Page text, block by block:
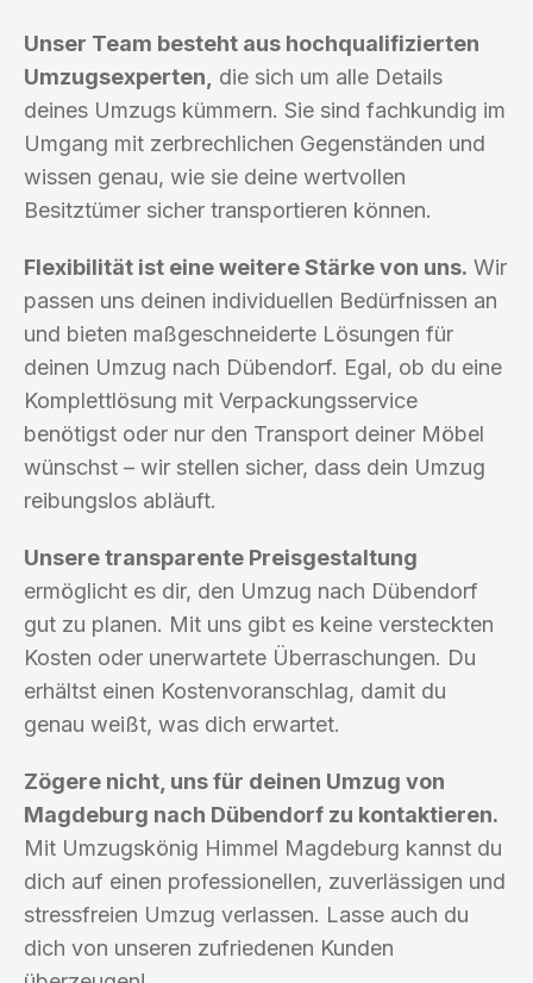
Unser Team besteht aus hochqualifizierten
Umzugsexperten,
die sich um alle Details
deines Umzugs kümmern. Sie sind fachkundig im
Umgang mit zerbrechlichen Gegenständen und
wissen genau, wie sie deine wertvollen
Besitztümer sicher transportieren können.
Flexibilität ist eine weitere Stärke von uns. Wir
passen uns deinen individuellen Bedürfnissen an
und bieten maßgeschneiderte Lösungen für
deinen Umzug nach Dübendorf. Egal, ob du eine
Komplettlösung mit Verpackungsservice
benötigst oder nur den Transport deiner Möbel
wünschst – wir stellen sicher, dass dein Umzug
reibungslos abläuft.
Unsere transparente Preisgestaltung
ermöglicht es dir, den Umzug nach Dübendorf
gut zu planen. Mit uns gibt es keine versteckten
Kosten oder unerwartete Überraschungen. Du
erhältst einen Kostenvoranschlag, damit du
genau weißt, was dich erwartet.
Zögere nicht, uns für deinen Umzug von
Magdeburg nach Dübendorf zu kontaktieren.
Mit Umzugskönig Himmel Magdeburg kannst du
dich auf einen professionellen, zuverlässigen und
stressfreien Umzug verlassen. Lasse auch du
dich von unseren zufriedenen Kunden